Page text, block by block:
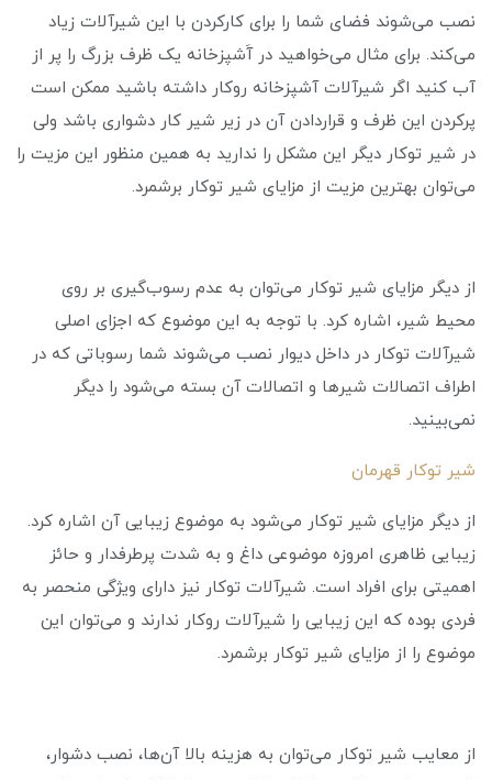
نصب می‌شوند فضای شما را برای کارکردن با این شیرآلات زیاد
می‌کند. برای مثال می‌خواهید در آَشپزخانه یک ظرف بزرگ را پر از
آب کنید اگر شیرآلات آشپزخانه روکار داشته باشید ممکن است
پرکردن این ظرف و قراردادن آن در زیر شیر کار دشواری باشد ولی
در شیر توکار دیگر این مشکل را ندارید به همین منظور این مزیت را
می‌توان بهترین مزیت از مزایای شیر توکار برشمرد.
از دیگر مزایای شیر توکار می‌توان به عدم رسوب‌گیری بر روی
محیط شیر، اشاره کرد. با توجه به این موضوع که اجزای اصلی
شیرآلات توکار در داخل دیوار نصب می‌شوند شما رسوباتی که در
اطراف اتصالات شیرها و اتصالات آن بسته می‌شود را دیگر
نمی‌بینید.
شیر توکار قهرمان
از دیگر مزایای شیر توکار می‌شود به موضوع زیبایی آن اشاره کرد.
زیبایی ظاهری امروزه موضوعی داغ و به شدت پرطرفدار و حائز
اهمیتی برای افراد است. شیرآلات توکار نیز دارای ویژگی منحصر به
فردی بوده که این زیبایی را شیرآلات روکار ندارند و می‌توان این
موضوع را از مزایای شیر توکار برشمرد.
از معایب شیر توکار می‌توان به هزینه بالا آن‌ها، نصب دشوار،